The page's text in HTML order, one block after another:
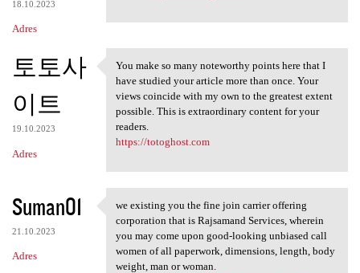
18.10.2023
Adres
토토사
이트
19.10.2023
Adres
You make so many noteworthy
You make so many noteworthy points here that I
have studied your article more than once. Your
views coincide with my own to the greatest extent
possible. This is extraordinary content for your
readers.
https://totoghost.com
Suman01
21.10.2023
Adres
we existing you the fine join
we existing you the fine join carrier offering
corporation that is Rajsamand Services, wherein
you may come upon good-looking unbiased call
women of all paperwork, dimensions, length, body
weight, man or woman.